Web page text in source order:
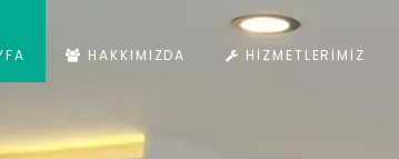
HAKKIMIZDA HIZMETLERIMIZ